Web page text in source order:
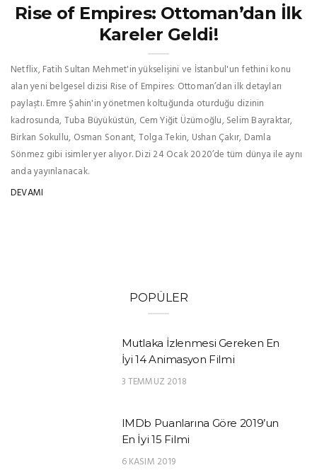
Rise of Empires: Ottoman’dan İlk
Kareler Geldi!
Netflix, Fatih Sultan Mehmet'in yükselişini ve İstanbul'un fethini konu
alan yeni belgesel dizisi Rise of Empires: Ottoman’dan ilk detayları
paylaştı. Emre Şahin'in yönetmen koltuğunda oturduğu dizinin
kadrosunda, Tuba Büyüküstün, Cem Yiğit Üzümoğlu, Selim Bayraktar,
Birkan Sokullu, Osman Sonant, Tolga Tekin, Ushan Çakır, Damla
Sönmez gibi isimler yer alıyor. Dizi 24 Ocak 2020’de tüm dünya ile aynı
anda yayınlanacak.
DEVAMI
POPÜLER
Mutlaka İzlenmesi Gereken En
İyi 14 Animasyon Filmi
3 TEMMUZ 2018
IMDb Puanlarına Göre 2019’un
En İyi 15 Filmi
6 KASIM 2019